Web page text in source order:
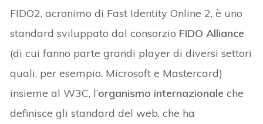
FIDO2, acronimo di Fast Identity Online 2, è uno
standard sviluppato dal consorzio FIDO Alliance
(di cui fanno parte grandi player di diversi settori
quali, per esempio, Microsoft e Mastercard)
insieme al W3C, l’organismo internazionale che
definisce gli standard del web, che ha